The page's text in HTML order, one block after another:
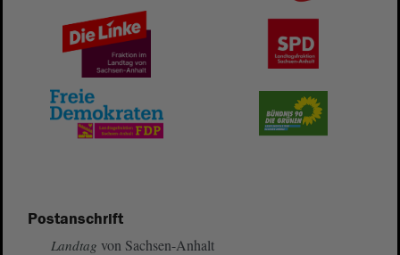
Postanschrift
Landtag von Sachsen-Anhalt